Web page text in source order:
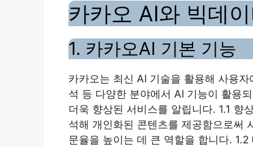
카카오 AI와 빅데
1. 카카오AI 기본 기능
카카오는 최신 AI 기술을 활용해 사용
석 등 다양한 분야에서 AI 기능이 활용
더욱 향상된 서비스를 알립니다. 1.1 향
석해 개인화된 콘텐츠를 제공함으로써
문율을 높이는 데 큰 역할을 합니다.